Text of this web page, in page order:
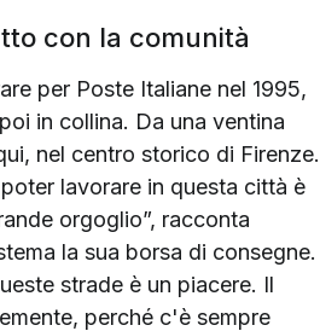
con la comunità
per Poste Italiane nel 1995,
in collina. Da una ventina
nel centro storico di Firenze.
lavorare in questa città è
orgoglio”, racconta
la sua borsa di consegne.
strade è un piacere. Il
perché c'è sempre